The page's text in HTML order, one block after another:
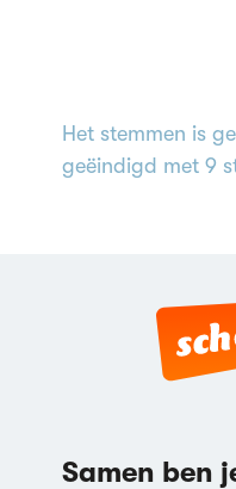
Het stemmen is
geëindigd met 9
Samen ben